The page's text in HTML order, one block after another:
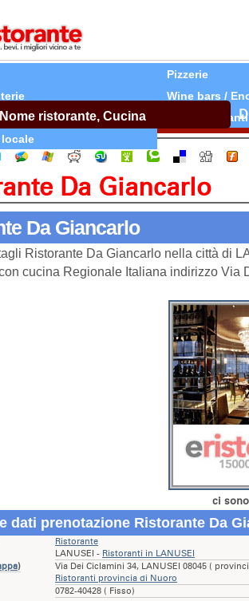
Pizzerie
Wine bars /
Tutti Ristoranti
Da Giancarlo
Da Giancarlo
Ristorante Da Giancarlo nella città di
cucina Regionale Italiana indirizzo Via
ci
dati prenotazione Ristorante Da
Ristorante
LANUSEI - Ristoranti in LANUSEI
)
Via Dei Ciclamini 34, LANUSEI 08045 (
Ristoranti provincia di Nuoro
0782-40428 ( Fisso)